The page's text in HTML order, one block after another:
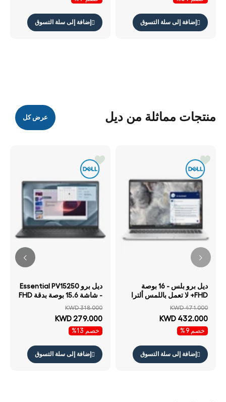
إضافة إلى سلة التسوق إضافة إلى سلة التسوق
منتجات مماثلة من ديل عرض كل
ديل برو بلس - 16 بوصة
FHD+ لا تعمل باللمس ألترا
م.2) / ضمان سنة لابتوب
KWD 471.000
KWD 432.000
خصم 9%
إضافة إلى سلة التسوق
ديل برو Essential PV15250
- شاشة 15.6 بوصة بدقة FHD
باللغتين الإنجليزية والعربية
KWD 318.000
KWD 279.000
خصم 13%
إضافة إلى سلة التسوق